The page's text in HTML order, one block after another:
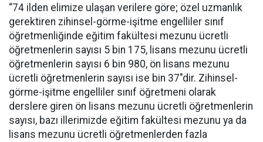
“74 ilden elimize ulaşan verilere göre; özel uzmanlık
gerektiren zihinsel-görme-işitme engelliler sınıf
öğretmenliğinde eğitim fakültesi mezunu ücretli
öğretmenlerin sayısı 5 bin 175, lisans mezunu ücretli
öğretmenlerin sayısı 6 bin 980, ön lisans mezunu
ücretli öğretmenlerin sayısı ise bin 37"dir. Zihinsel-
görme-işitme engelliler sınıf öğretmeni olarak
derslere giren ön lisans mezunu ücretli öğretmenlerin
sayısı, bazı illerimizde eğitim fakültesi mezunu ya da
lisans mezunu ücretli öğretmenlerden fazla